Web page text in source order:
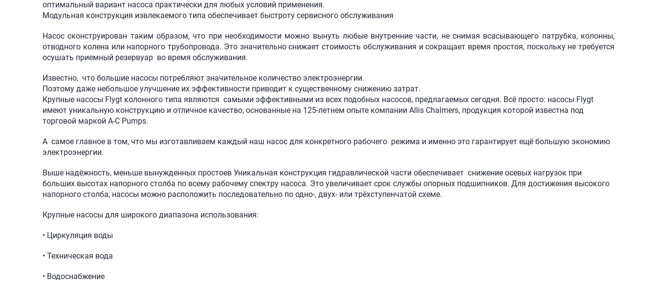
оптимальный вариант насоса практически для любых условий применения.
Модульная конструкция извлекаемого типа обеспечивает быстроту сервисного обслуживания
Насос сконструирован таким образом, что при необходимости можно вынуть любые внутренние части, не снимая всасывающего патрубка, колонны,
отводного колена или напорного трубопровода. Это значительно снижает стоимость обслуживания и сокращает время простоя, поскольку не требуется
осушать приемный резервуар во время обслуживания.
Известно, что большие насосы потребляют значительное количество электроэнергии.
Поэтому даже небольшое улучшение их эффективности приводит к существенному снижению затрат.
Крупные насосы Flygt колонного типа являются самыми эффективными из всех подобных насосов, предлагаемых сегодня. Всё просто: насосы Flygt
имеют уникальную конструкцию и отличное качество, основанные на 125-летнем опыте компании Allis Chalmers, продукция которой известна под
торговой маркой A-C Pumps.
А самое главное в том, что мы изготавливаем каждый наш насос для конкретного рабочего режима и именно это гарантирует ещё большую экономию
электроэнергии.
Выше надёжность, меньше вынужденных простоев Уникальная конструкция гидравлической части обеспечивает снижение осевых нагрузок при
больших высотах напорного столба по всему рабочему спектру насоса. Это увеличивает срок службы опорных подшипников. Для достижения высокого
напорного столба, насосы можно расположить последовательно по одно-, двух- или трёхступенчатой схеме.
Крупные насосы для широкого диапазона использования:
• Циркуляция воды
• Техническая вода
• Водоснабжение